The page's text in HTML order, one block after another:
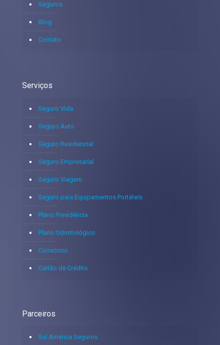
Seguros
Blog
Contato
Serviços
Seguro Vida
Seguro Auto
Seguro Residencial
Seguro Empresarial
Seguro Viagem
Seguro para Equipamentos Portáteis
Plano Previdência
Plano Odontológico
Consórcio
Cartão de Crédito
Parceiros
Sul América Seguros